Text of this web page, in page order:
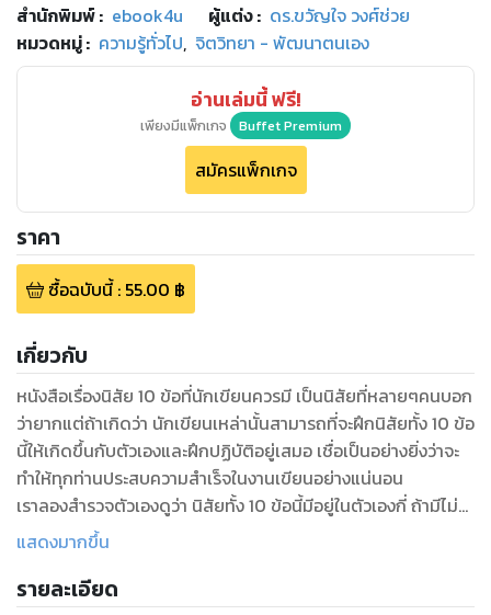
สำนักพิมพ์: ebook4u ผู้แต่ง : ดร.ขวัญใจ วงศ์ช่วย
หมวดหมู่: ความรู้ทั่วไป, จิตวิทยา - พัฒนาตนเอง
อ่านเล่มนี้ ฟรี!
เพียงมีแพ็กเกจ Buffet Premium
สมัครแพ็กเกจ
ราคา
ซื้อฉบับนี้: 55.00 ฿
เกี่ยวกับ
หนังสือเรื่องนิสัย 10 ข้อที่นักเขียนควรมี เป็นนิสัยที่หลายๆคนบอก
ว่ายากแต่ถ้าเกิดว่า นักเขียนเหล่านั้นสามารถที่จะฝึกนิสัยทั้ง 10 ข้อ
นี้ให้เกิดขึ้นกับตัวเองและฝึกปฏิบัติอยู่เสมอ เชื่อเป็นอย่างยิ่งว่าจะ
ทำให้ทุกท่านประสบความสำเร็จในงานเขียนอย่างแน่นอน
เราลองสำรวจตัวเองดูว่า นิสัยทั้ง 10 ข้อนี้มีอยู่ในตัวเองกี่ ถ้ามีไม่กี่
ข้อก็เติมเต็มชีวิตตัวเองให้ครบทั้ง 10 ข้อกันดีกว่าคะ
แสดงมากขึ้น
รายละเอียด